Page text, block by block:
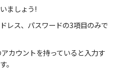
ましょう!
レス、パスワードの3項目のみで
カウントを持っていると入力す
。